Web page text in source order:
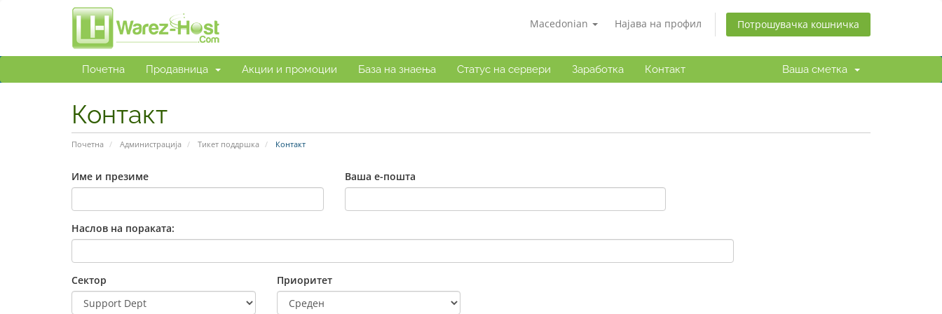
Macedonian Најава на профил Потрошувачка кошничка
Почетна Продавница Акции и промоции База на знаења Статус на сервери Заработка Контакт Ваша сметка
Контакт
Почетна Администрација Тикет поддршка Контакт
Име и презиме Ваша е-пошта
Наслов на пораката:
Сектор Приоритет